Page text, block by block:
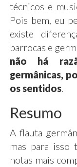
técnicos e
Pois bem, eu
existe
barrocas e
não há
germânicas,
os sentidos.
Resumo
A flauta
mas para isso
notas mais